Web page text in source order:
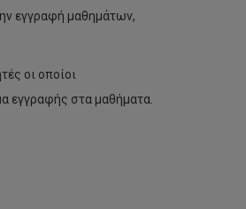
εγγραφή μαθημάτων,
οι οποίοι
εγγραφής στα μαθήματα.